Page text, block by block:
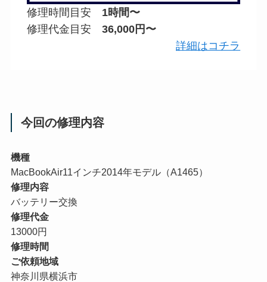
修理時間目安 1時間〜
修理代金目安 36,000円〜
詳細はコチラ
今回の修理内容
機種
MacBookAir11インチ2014年モデル（A1465）
修理内容
バッテリー交換
修理代金
13000円
修理時間
ご依頼地域
神奈川県横浜市